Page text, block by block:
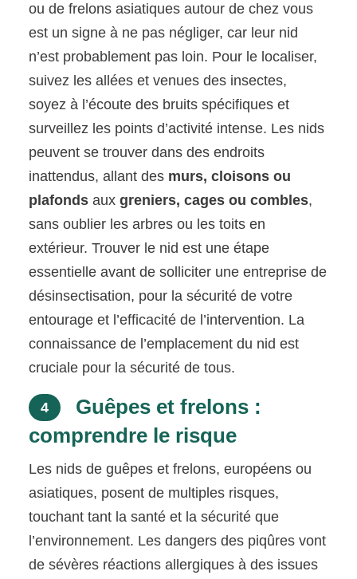
ou de frelons asiatiques autour de chez vous
est un signe à ne pas négliger, car leur nid
n’est probablement pas loin. Pour le localiser,
suivez les allées et venues des insectes,
soyez à l’écoute des bruits spécifiques et
surveillez les points d’activité intense. Les nids
peuvent se trouver dans des endroits
inattendus, allant des murs, cloisons ou
plafonds auxgreniers, cages ou combles,
sans oublier les arbres ou les toits en
extérieur. Trouver le nid est une étape
essentielle avant de solliciter une entreprise de
désinsectisation, pour la sécurité de votre
entourage et l’efficacité de l’intervention. La
connaissance de l’emplacement du nid est
cruciale pour la sécurité de tous.
4
Guêpes et frelons :
comprendre le risque
Les nids de guêpes et frelons, européens ou
asiatiques, posent de multiples risques,
touchant tant la santé et la sécurité que
l’environnement. Les dangers des piqûres vont
de sévères réactions allergiques à des issues